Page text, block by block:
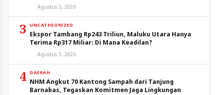
Agustus 3, 2026
3 UNCATEGORIZED
Ekspor Tambang Rp243 Triliun, Maluku Utara Hanya
Terima Rp317 Miliar: Di Mana Keadilan?
Agustus 3, 2026
4 DAERAH
NHM Angkut 70 Kantong Sampah dari Tanjung
Barnabas, Tegaskan Komitmen Jaga Lingkungan